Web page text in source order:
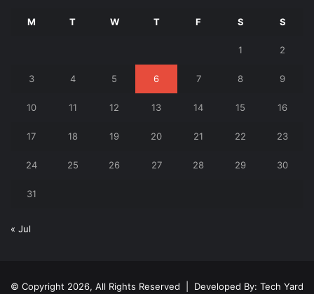
M T W T F S S
1 2
3 4 5 6 7 8 9
10 11 12 13 14 15 16
17 18 19 20 21 22 23
24 25 26 27 28 29 30
31
« Jul
© Copyright 2026, All Rights Reserved | Developed By: Tech Yard